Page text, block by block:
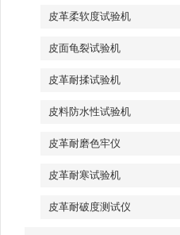
皮革柔软度试验机
皮面龟裂试验机
皮革耐揉试验机
皮料防水性试验机
皮革耐磨色牢仪
皮革耐寒试验机
皮革耐破度测试仪